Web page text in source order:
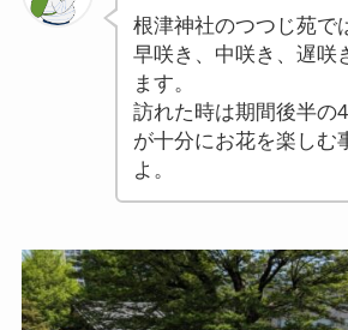
根津神社のつつじ苑で
早咲き、中咲き、遅咲
ます。
訪れた時は期間後半の
が十分にお花を楽しむ
よ。